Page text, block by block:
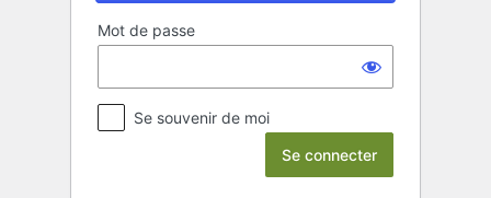
Mot de passe
Se souvenir de moi